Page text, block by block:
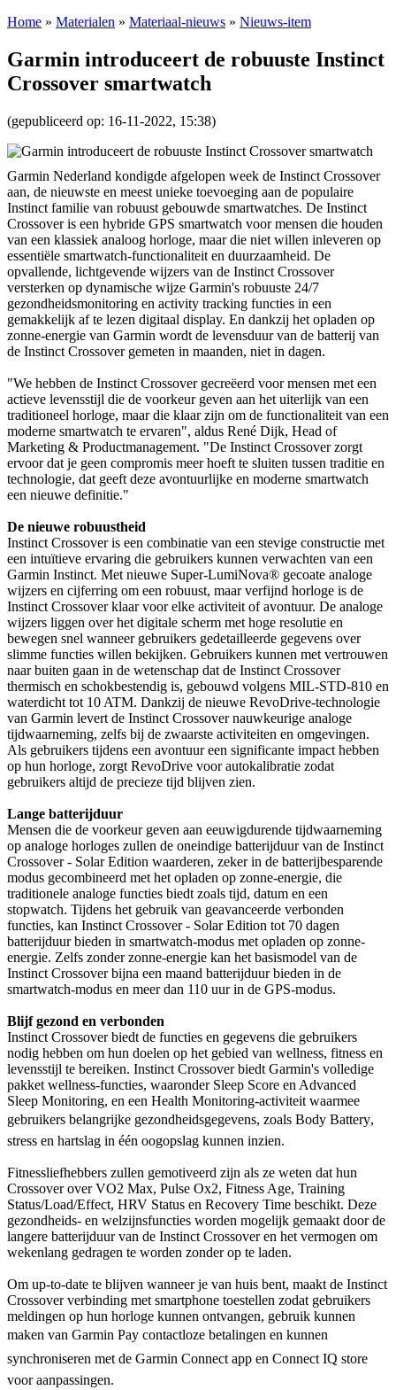
Home » Materialen » Materiaal-nieuws » Nieuws-item
Garmin introduceert de robuuste Instinct
Crossover smartwatch
(gepubliceerd op: 16-11-2022, 15:38)
Garmin Nederland kondigde afgelopen week de Instinct Crossover
aan, de nieuwste en meest unieke toevoeging aan de populaire
Instinct familie van robuust gebouwde smartwatches. De Instinct
Crossover is een hybride GPS smartwatch voor mensen die houden
van een klassiek analoog horloge, maar die niet willen inleveren op
essentiële smartwatch-functionaliteit en duurzaamheid. De
opvallende, lichtgevende wijzers van de Instinct Crossover
versterken op dynamische wijze Garmin's robuuste 24/7
gezondheidsmonitoring en activity tracking functies in een
gemakkelijk af te lezen digitaal display. En dankzij het opladen op
zonne-energie van Garmin wordt de levensduur van de batterij van
de Instinct Crossover gemeten in maanden, niet in dagen.
"We hebben de Instinct Crossover gecreëerd voor mensen met een
actieve levensstijl die de voorkeur geven aan het uiterlijk van een
traditioneel horloge, maar die klaar zijn om de functionaliteit van een
moderne smartwatch te ervaren", aldus René Dijk, Head of
Marketing & Productmanagement. "De Instinct Crossover zorgt
ervoor dat je geen compromis meer hoeft te sluiten tussen traditie en
technologie, dat geeft deze avontuurlijke en moderne smartwatch
een nieuwe definitie."
De nieuwe robuustheid
Instinct Crossover is een combinatie van een stevige constructie met
een intuïtieve ervaring die gebruikers kunnen verwachten van een
Garmin Instinct. Met nieuwe Super-LumiNova® gecoate analoge
wijzers en cijferring om een robuust, maar verfijnd horloge is de
Instinct Crossover klaar voor elke activiteit of avontuur. De analoge
wijzers liggen over het digitale scherm met hoge resolutie en
bewegen snel wanneer gebruikers gedetailleerde gegevens over
slimme functies willen bekijken. Gebruikers kunnen met vertrouwen
naar buiten gaan in de wetenschap dat de Instinct Crossover
thermisch en schokbestendig is, gebouwd volgens MIL-STD-810 en
waterdicht tot 10 ATM. Dankzij de nieuwe RevoDrive-technologie
van Garmin levert de Instinct Crossover nauwkeurige analoge
tijdwaarneming, zelfs bij de zwaarste activiteiten en omgevingen.
Als gebruikers tijdens een avontuur een significante impact hebben
op hun horloge, zorgt RevoDrive voor autokalibratie zodat
gebruikers altijd de precieze tijd blijven zien.
Lange batterijduur
Mensen die de voorkeur geven aan eeuwigdurende tijdwaarneming
op analoge horloges zullen de oneindige batterijduur van de Instinct
Crossover - Solar Edition waarderen, zeker in de batterijbesparende
modus gecombineerd met het opladen op zonne-energie, die
traditionele analoge functies biedt zoals tijd, datum en een
stopwatch. Tijdens het gebruik van geavanceerde verbonden
functies, kan Instinct Crossover - Solar Edition tot 70 dagen
batterijduur bieden in smartwatch-modus met opladen op zonne-
energie. Zelfs zonder zonne-energie kan het basismodel van de
Instinct Crossover bijna een maand batterijduur bieden in de
smartwatch-modus en meer dan 110 uur in de GPS-modus.
Blijf gezond en verbonden
Instinct Crossover biedt de functies en gegevens die gebruikers
nodig hebben om hun doelen op het gebied van wellness, fitness en
levensstijl te bereiken. Instinct Crossover biedt Garmin's volledige
pakket wellness-functies, waaronder Sleep Score en Advanced
Sleep Monitoring, en een Health Monitoring-activiteit waarmee
gebruikers belangrijke gezondheidsgegevens, zoals Body Battery,
stress en hartslag in één oogopslag kunnen inzien.
Fitnessliefhebbers zullen gemotiveerd zijn als ze weten dat hun
Crossover over VO2 Max, Pulse Ox2, Fitness Age, Training
Status/Load/Effect, HRV Status en Recovery Time beschikt. Deze
gezondheids- en welzijnsfuncties worden mogelijk gemaakt door de
langere batterijduur van de Instinct Crossover en het vermogen om
wekenlang gedragen te worden zonder op te laden.
Om up-to-date te blijven wanneer je van huis bent, maakt de Instinct
Crossover verbinding met smartphone toestellen zodat gebruikers
meldingen op hun horloge kunnen ontvangen, gebruik kunnen
maken van Garmin Pay contactloze betalingen en kunnen
synchroniseren met de Garmin Connect app en Connect IQ store
voor aanpassingen.